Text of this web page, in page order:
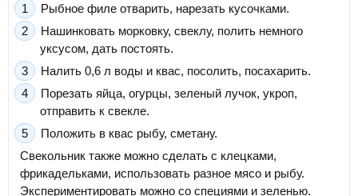
Рыбное филе отварить, нарезать кусочками.
Нашинковать морковку, свеклу, полить немного
уксусом, дать постоять.
Налить 0,6 л воды и квас, посолить, посахарить.
Порезать яйца, огурцы, зеленый лучок, укроп,
отправить к свекле.
Положить в квас рыбу, сметану.
Свекольник также можно сделать с клецками,
фрикадельками, использовать разное мясо и рыбу.
Экспериментировать можно со специями и зеленью.